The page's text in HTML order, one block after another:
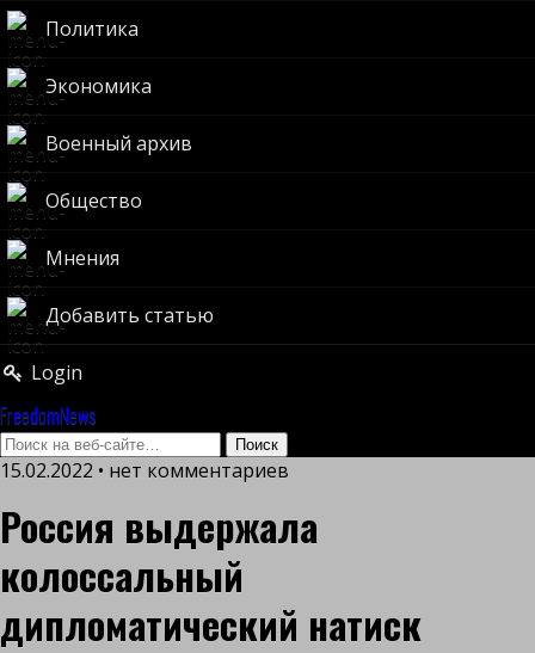
Политика
Экономика
Военный архив
Общество
Мнения
Добавить статью
Login
FreedomNews
15.02.2022 • нет комментариев
Россия выдержала
колоссальный
дипломатический натиск